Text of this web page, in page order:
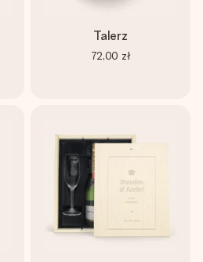
Talerz
72,00 zł